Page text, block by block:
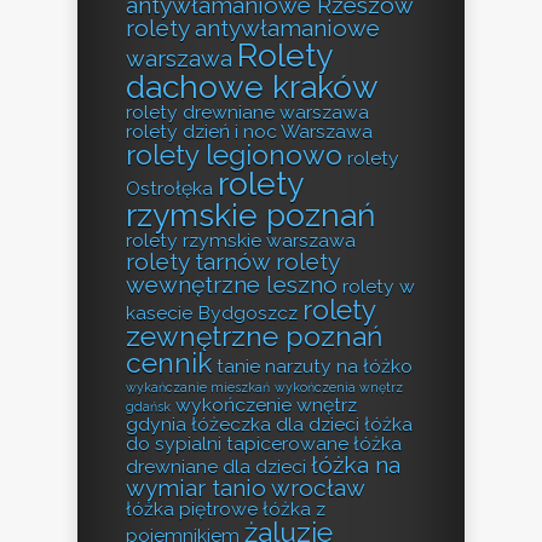
rolety antywłamaniowe
warszawa Rolety
dachowe kraków
rolety drewniane warszawa
rolety dzień i noc Warszawa
rolety legionowo rolety
Ostrołęka rolety
rzymskie poznań
rolety rzymskie warszawa
rolety tarnów rolety
wewnętrzne leszno rolety w
kasecie Bydgoszcz rolety
zewnętrzne poznań
cennik tanie narzuty na łóżko
wykańczanie mieszkań wykończenia wnętrz
gdańsk wykończenie wnętrz
gdynia łóżeczka dla dzieci łóżka
do sypialni tapicerowane łóżka
drewniane dla dzieci łóżka na
wymiar tanio wrocław
łóżka piętrowe łóżka z
pojemnikiem żaluzje